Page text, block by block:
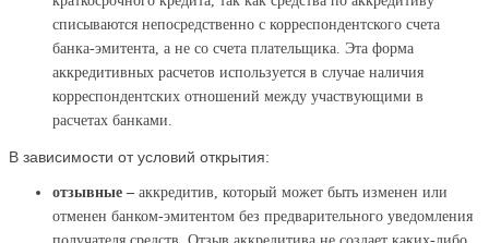
списываются непосредственно с корреспондентского счета
банка-эмитента, а не со счета плательщика. Эта форма
аккредитивных расчетов используется в случае наличия
корреспондентских отношений между участвующими в
расчетах банками.
В зависимости от условий открытия:
отзывные – аккредитив, который может быть изменен или
отменен банком-эмитентом без предварительного уведомления